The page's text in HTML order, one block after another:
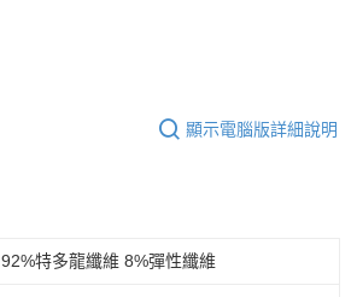
顯示電腦版詳細說明
92%特多龍纖維 8%彈性纖維